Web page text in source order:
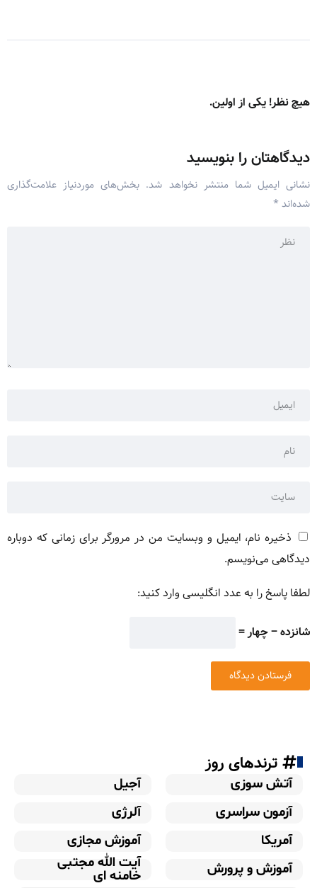
هیچ نظر! یکی از اولین.
دیدگاهتان را بنویسید
نشانی ایمیل شما منتشر نخواهد شد. بخش‌های موردنیاز علامت‌گذاری
شده‌اند *
ذخیره نام، ایمیل و وبسایت من در مرورگر برای زمانی که دوباره
دیدگاهی می‌نویسم.
لطفا پاسخ را به عدد انگلیسی وارد کنید:
شانزده − چهار =
ترندهای روز
آتش سوزی
آجیل
آزمون سراسری
آلرژی
آمریکا
آموزش مجازی
آموزش و پرورش
آیت الله مجتبی
خامنه ای